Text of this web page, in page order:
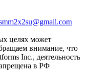
целях может
внимание, что
Inc., деятельность
в РФ